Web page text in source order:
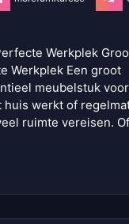
Werkplek
Werkplek Een groot
meubelstuk voor
huis werkt of
ruimte vereisen.